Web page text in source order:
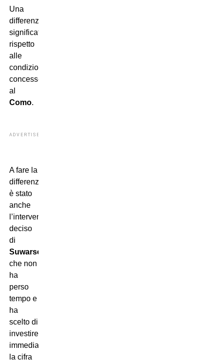
Una
differenza
significativa
rispetto
alle
condizioni
concesse
al
Como.
ADVERTISEMENT
A fare la
differenza
è stato
anche
l’intervento
deciso
di
Suwarso
che non
ha
perso
tempo e
ha
scelto di
investire
immediatamente
la cifra